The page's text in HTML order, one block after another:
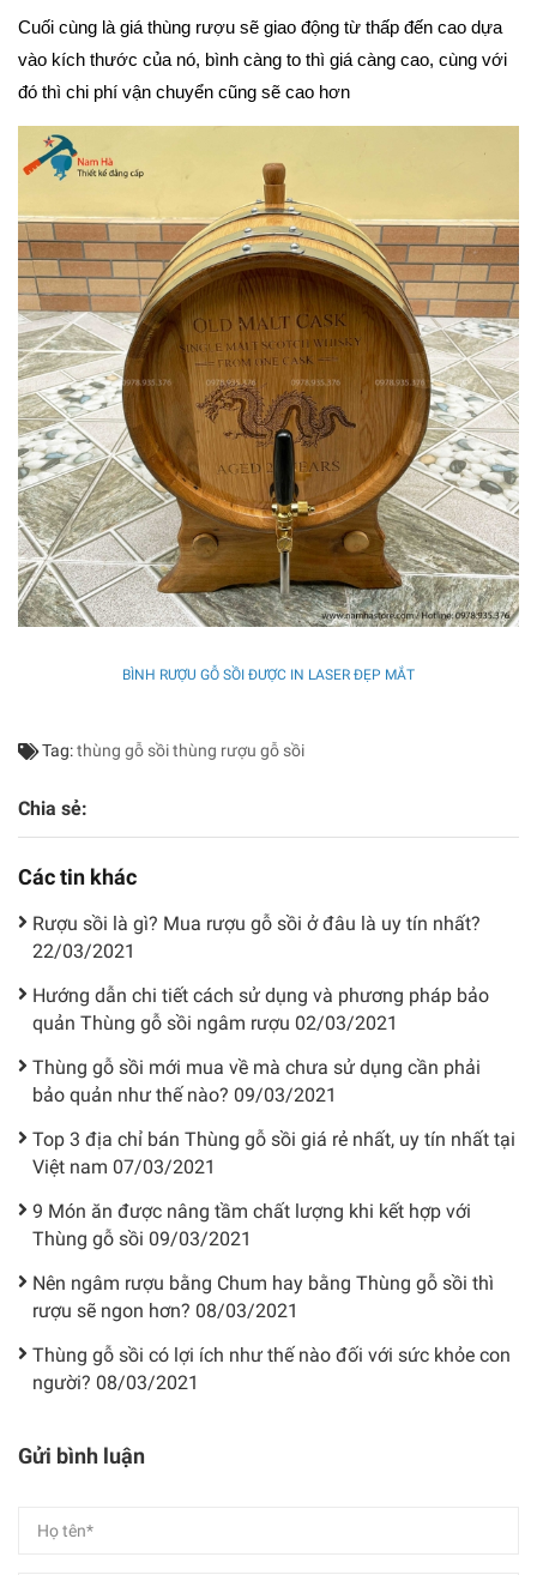
Cuối cùng là giá thùng rượu sẽ giao động từ thấp đến cao dựa
vào kích thước của nó, bình càng to thì giá càng cao, cùng với
đó thì chi phí vận chuyển cũng sẽ cao hơn
BÌNH RƯỢU GỖ SỒI ĐƯỢC IN LASER ĐẸP MẮT
Tag:thùng gỗ sồithùng rượu gỗ sồi
Chia sẻ:
Các tin khác
Rượu sồi là gì? Mua rượu gỗ sồi ở đâu là uy tín nhất?
22/03/2021
Hướng dẫn chi tiết cách sử dụng và phương pháp bảo
quản Thùng gỗ sồi ngâm rượu 02/03/2021
Thùng gỗ sồi mới mua về mà chưa sử dụng cần phải
bảo quản như thế nào? 09/03/2021
Top 3 địa chỉ bán Thùng gỗ sồi giá rẻ nhất, uy tín nhất tại
Việt nam 07/03/2021
9 Món ăn được nâng tầm chất lượng khi kết hợp với
Thùng gỗ sồi 09/03/2021
Nên ngâm rượu bằng Chum hay bằng Thùng gỗ sồi thì
rượu sẽ ngon hơn? 08/03/2021
Thùng gỗ sồi có lợi ích như thế nào đối với sức khỏe con
người? 08/03/2021
Gửi bình luận